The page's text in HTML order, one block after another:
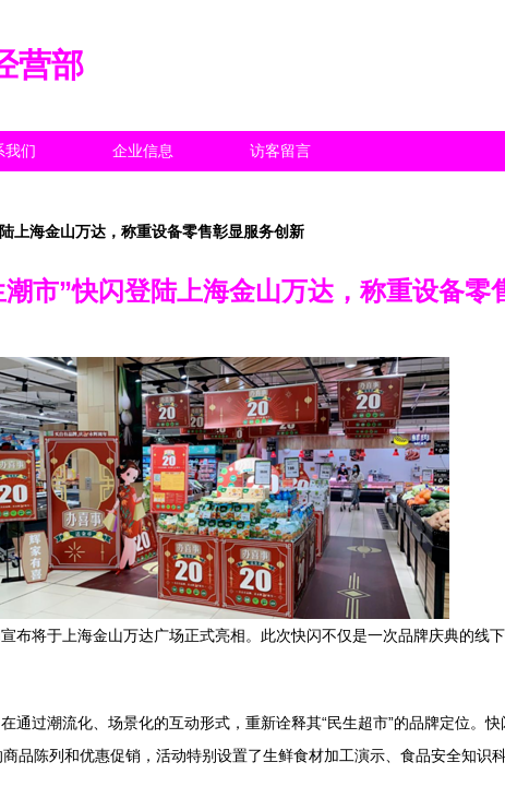
营部
我们 企业信息 访客留言
上海金山万达，称重设备零售彰显服务创新
市”快闪登陆上海金山万达，称重设备零
布将于上海金山万达广场正式亮相。此次快闪不仅是一次品牌庆典的线
通过潮流化、场景化的互动形式，重新诠释其“民生超市”的品牌定位。
品陈列和优惠促销，活动特别设置了生鲜食材加工演示、食品安全知识